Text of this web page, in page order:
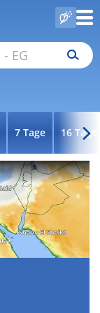
7 Tage 16 Tage